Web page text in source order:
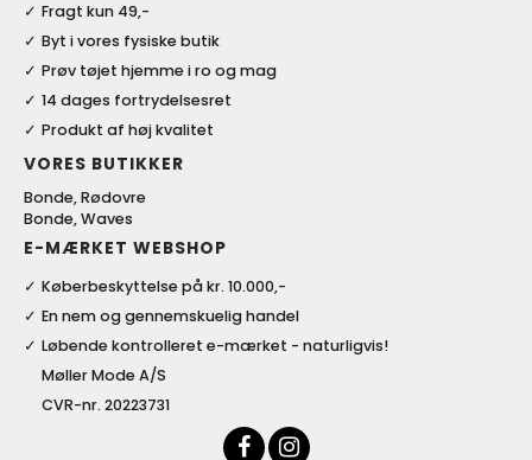
Fragt kun 49,-
Byt i vores fysiske butik
Prøv tøjet hjemme i ro og mag
14 dages fortrydelsesret
Produkt af høj kvalitet
VORES BUTIKKER
Bonde, Rødovre
Bonde, Waves
E-MÆRKET WEBSHOP
Køberbeskyttelse på kr. 10.000,-
En nem og gennemskuelig handel
Løbende kontrolleret e-mærket - naturligvis!
Møller Mode A/S
CVR-nr. 20223731